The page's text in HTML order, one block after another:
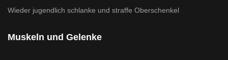
Wieder jugendlich schlanke und straffe Oberschenkel
Muskeln und Gelenke